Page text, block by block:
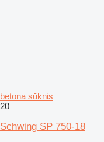
betona sūknis
20
Schwing SP 750-18